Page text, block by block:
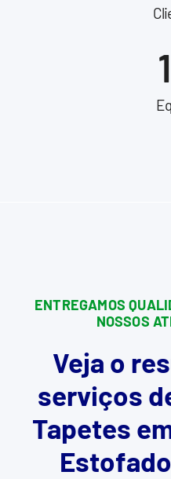
ENTREGAMOS
NOSSOS
Veja o
serviços
Tapetes